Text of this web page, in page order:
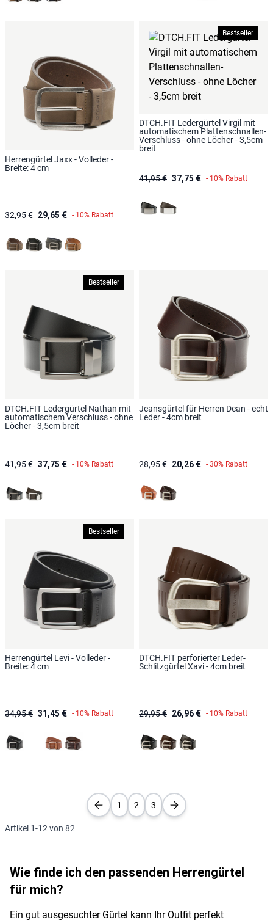
Herrengürtel Jaxx - Volleder -
Breite: 4 cm
32,95 € 29,65 € - 10% Rabatt
TaupeSchwarzBlaugrauCognac
Bestseller
DTCH.FIT Ledergürtel Virgil mit
automatischem Plattenschnallen-
Verschluss - ohne Löcher - 3,5cm
breit
41,95 € 37,75 € - 10% Rabatt
SchwarzDunkelbraun
Bestseller
DTCH.FIT Ledergürtel Nathan mit
automatischem Verschluss - ohne
Löcher - 3,5cm breit
41,95 € 37,75 € - 10% Rabatt
SchwarzDunkelbraun
Jeansgürtel für Herren Dean - echt
Leder - 4cm breit
28,95 € 20,26 € - 30% Rabatt
CognacDunkelbraun
Bestseller
Herrengürtel Levi - Volleder -
Breite: 4 cm
34,95 € 31,45 € - 10% Rabatt
SchwarzBraunCognacDunkelbraun
DTCH.FIT perforierter Leder-
Schlitzgürtel Xavi - 4cm breit
29,95 € 26,96 € - 10% Rabatt
SchwarzBraunDunkelbraun
Artikel 1-12 von 82
1 2 3
Wie finde ich den passenden Herrengürtel
für mich?
Ein gut ausgesuchter Gürtel kann Ihr Outfit perfekt